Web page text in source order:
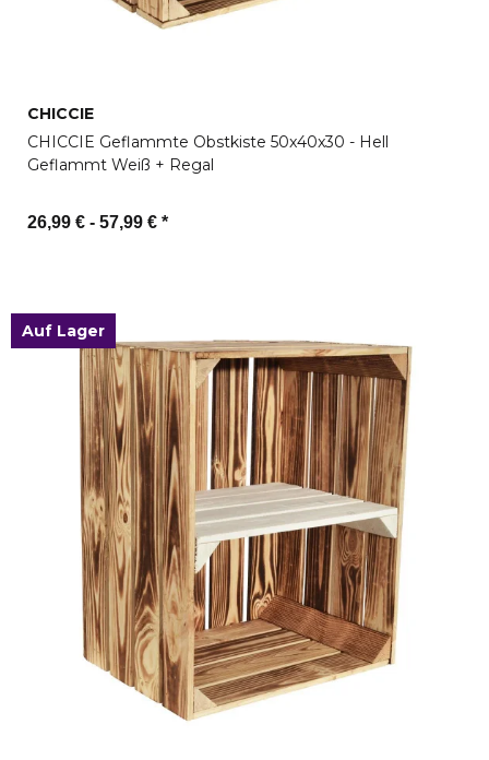
CHICCIE
CHICCIE Geflammte Obstkiste 50x40x30 - Hell
Geflammt Weiß + Regal
26,99 € - 57,99 € *
Auf Lager